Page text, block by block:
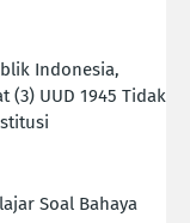
Indonesia,
(3) UUD 1945 Tidak
Soal Bahaya